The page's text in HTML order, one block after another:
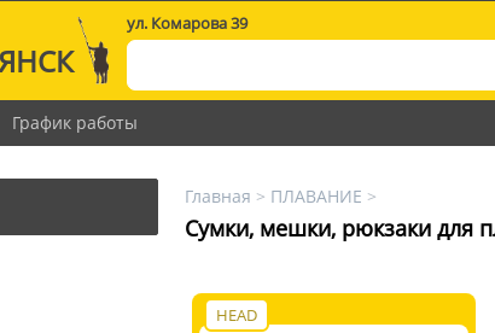
ул. Комарова 39
График работы
Главная > ПЛАВАНИЕ >
Сумки, мешки, рюкзаки для
HEAD